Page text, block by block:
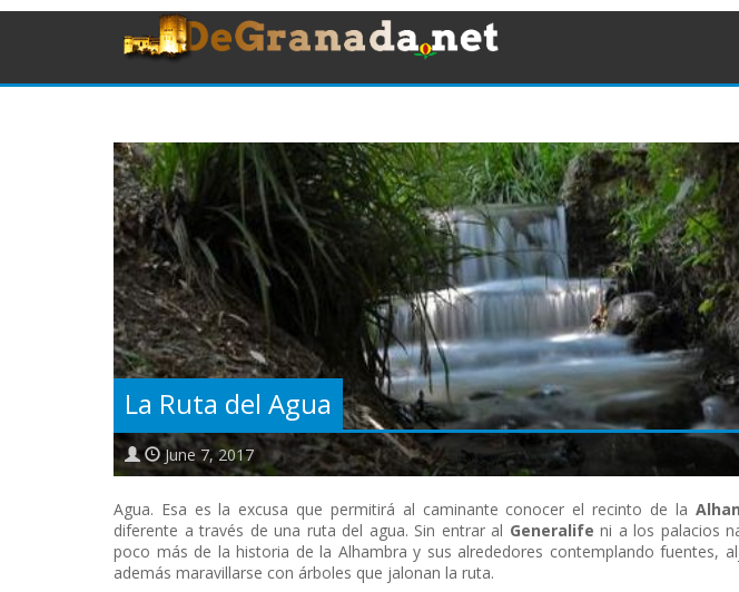
La Ruta del Agua
June 7, 2017
Agua. Esa es la excusa que permitirá al caminante conocer el recinto de la
diferente a través de una ruta del agua. Sin entrar al Generalife ni a los palacios
poco más de la historia de la Alhambra y sus alrededores contemplando fuentes,
además maravillarse con árboles que jalonan la ruta.